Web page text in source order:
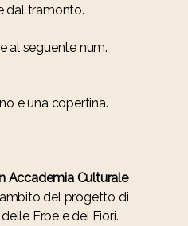
dal tramonto.
al seguente num.
e una copertina.
Accademia Culturale
del progetto di
Erbe e dei Fiori.